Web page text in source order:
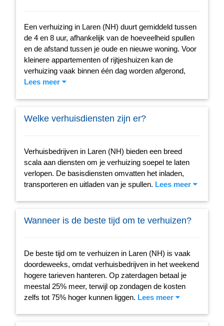
Een verhuizing in Laren (NH) duurt gemiddeld tussen
de 4 en 8 uur, afhankelijk van de hoeveelheid spullen
en de afstand tussen je oude en nieuwe woning. Voor
kleinere appartementen of rijtjeshuizen kan de
verhuizing vaak binnen één dag worden afgerond,
Lees meer
Welke verhuisdiensten zijn er?
Verhuisbedrijven in Laren (NH) bieden een breed
scala aan diensten om je verhuizing soepel te laten
verlopen. De basisdiensten omvatten het inladen,
transporteren en uitladen van je spullen. Lees meer
Wanneer is de beste tijd om te verhuizen?
De beste tijd om te verhuizen in Laren (NH) is vaak
doordeweeks, omdat verhuisbedrijven in het weekend
hogere tarieven hanteren. Op zaterdagen betaal je
meestal 25% meer, terwijl op zondagen de kosten
zelfs tot 75% hoger kunnen liggen. Lees meer